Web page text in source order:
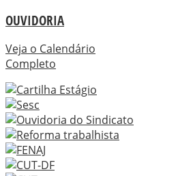
OUVIDORIA
Veja o Calendário
Completo